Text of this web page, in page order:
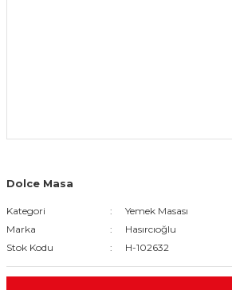
Dolce Masa
Kategori
Yemek Masası
Marka
Hasırcıoğlu
Stok Kodu
H-102632